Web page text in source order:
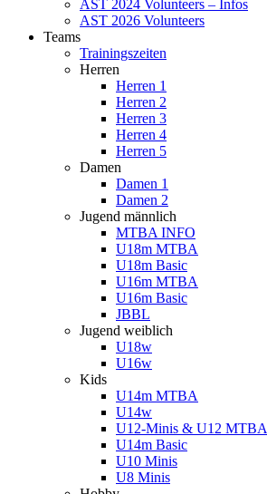
AST 2024 Volunteers – Infos
AST 2026 Volunteers
Teams
Trainingszeiten
Herren
Herren 1
Herren 2
Herren 3
Herren 4
Herren 5
Damen
Damen 1
Damen 2
Jugend männlich
MTBA INFO
U18m MTBA
U18m Basic
U16m MTBA
U16m Basic
JBBL
Jugend weiblich
U18w
U16w
Kids
U14m MTBA
U14w
U12-Minis & U12 MTBA
U14m Basic
U10 Minis
U8 Minis